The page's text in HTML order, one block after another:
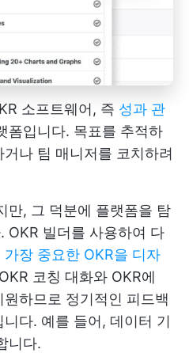
소프트웨어, 즉 성과 관
폼입니다. 목표를 추적하
나 팀 매니저를 코치하려
만, 그 덕분에 플랫폼을 탐
OKR 빌더를 사용하여 다
가장 중요한 OKR을 디자
코칭 대화와 OKR에
하므로 정기적인 피드백
다. 예를 들어, 데이터 기
니다.